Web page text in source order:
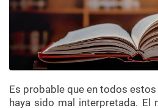
Es probable que en todos
haya sido mal interpretada. El